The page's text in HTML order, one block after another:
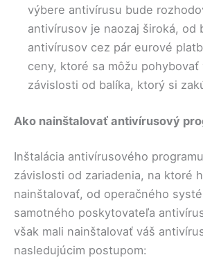
výbere antivírusu bude
antivírusov je naozaj široká, od
antivírusov cez pár eurové
ceny, ktoré sa môžu
závislosti od balíka, ktorý si
Ako nainštalovať antivírusový
Inštalácia antivírusového
závislosti od zariadenia, na ktoré
nainštalovať, od operačného
samotného poskytovateľa
však mali nainštalovať váš
nasledujúcim postupom: